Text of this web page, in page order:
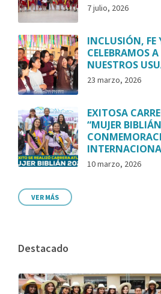
7 julio, 2026
INCLUSIÓN, FE
CELEBRAMOS
NUESTROS
23 marzo, 2026
EXITOSA
“MUJER
10 marzo, 2026
VER MÁS
Destacado